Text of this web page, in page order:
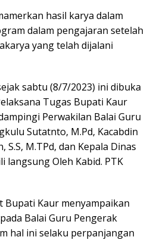
hasil karya dalam
dalam pengajaran setelah
yang telah dijalani
sabtu (8/7/2023) ini dibuka
Tugas Bupati Kaur
Perwakilan Balai Guru
Sutatnto, M.Pd, Kacabdin
S.S, M.TPd, dan Kepala Dinas
langsung Oleh Kabid. PTK
Bupati Kaur menyampaikan
Balai Guru Pengerak
hal ini selaku perpanjangan